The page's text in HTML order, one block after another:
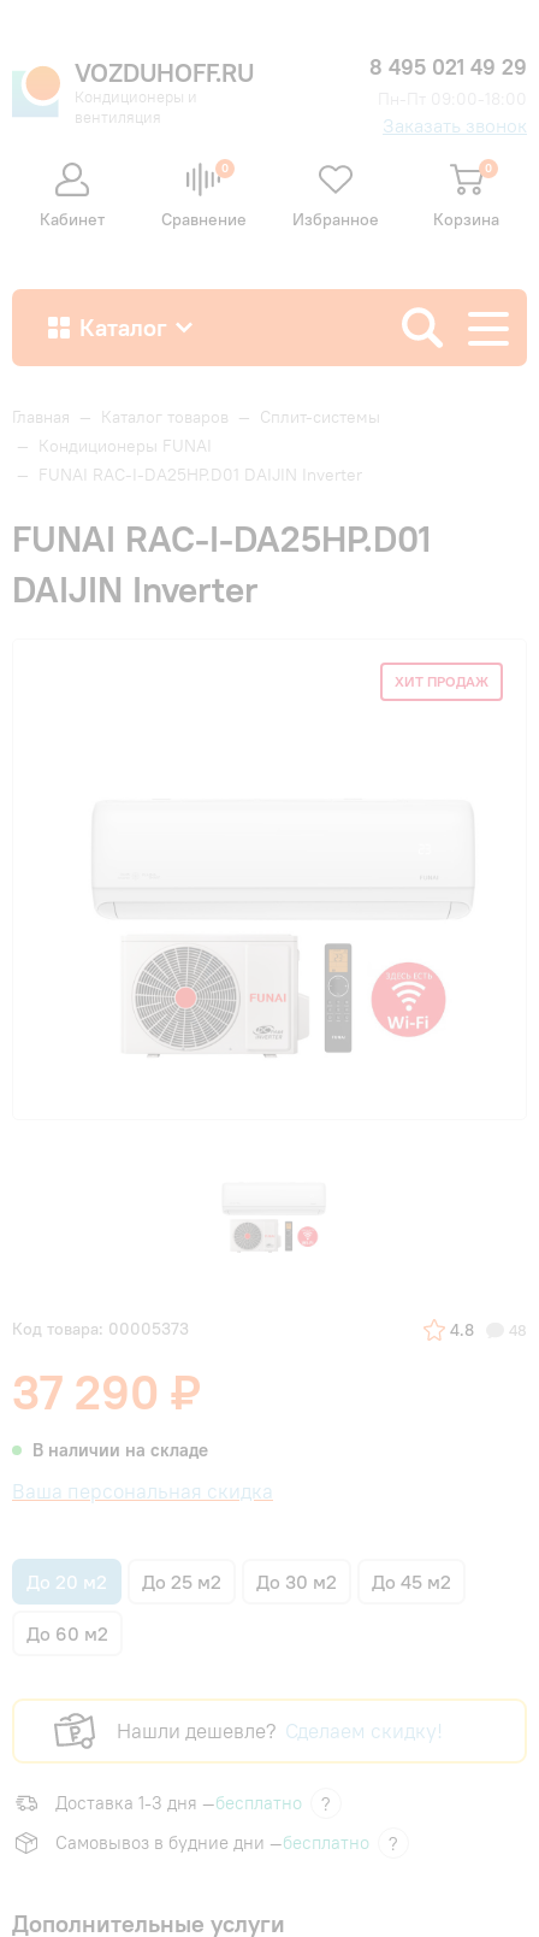
VOZDUHOFF.RU
Кондиционеры и
вентиляция
8 495 021 49 29
Заказать звонок
Кабинет
0
Сравнение Избранное
0
Корзина
Каталог
Как купить
Доставка и оплата
Гарантия и сервис
Главная — Каталог товаров — Сплит-системы
— Кондиционеры FUNAI
— FUNAI RAC-I-DA25HP.D01 DAIJIN Inverter
FUNAI RAC-I-DA25HP.D01
DAIJIN Inverter
ХИТ ПРОДАЖ
Код товара: 00005373 4.8 48
37 290 ₽
В наличии на складе
Ваша персональная скидка
До 20 м2 До 25 м2 До 30 м2 До 45 м2
До 60 м2
Нашли дешевле? Сделаем скидку!
Доставка 1-3 дня —бесплатно
?
Самовывоз в будние дни —бесплатно ?
Дополнительные услуги